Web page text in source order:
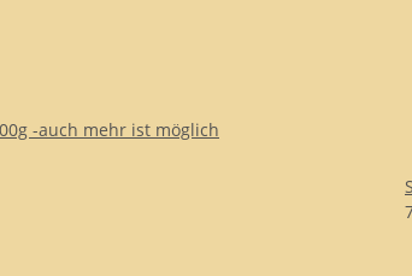
-auch mehr ist möglich